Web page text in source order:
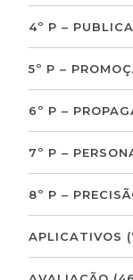
4º P –
5º P –
6º P –
7º P –
8º P –
APLICATIVOS